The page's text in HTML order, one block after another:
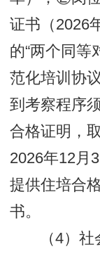
证书（2026
的“两个同等
范化培训协
到考察程序
合格证明，
2026年12月
提供住培合
书。
（4）